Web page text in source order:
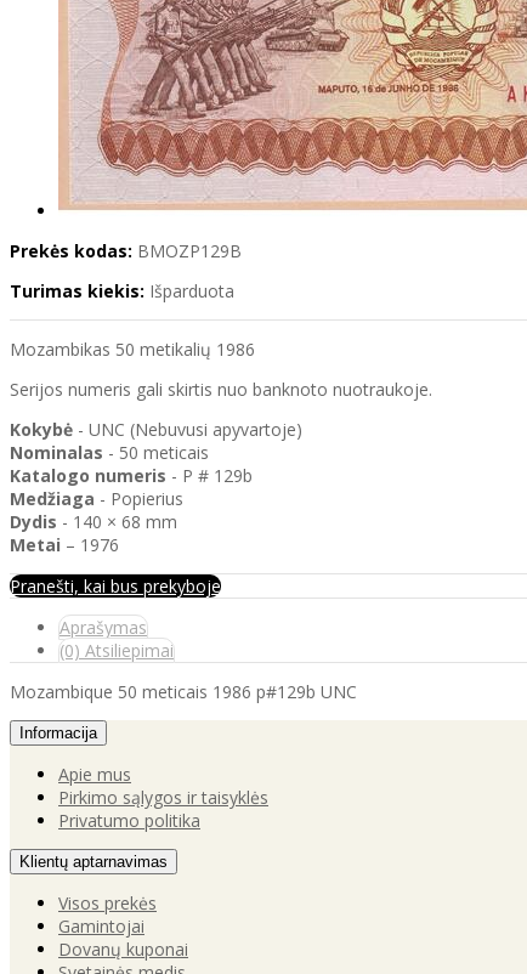
Prekės kodas: BMOZP129B
Turimas kiekis: Išparduota
Mozambikas 50 metikalių 1986
Serijos numeris gali skirtis nuo banknoto nuotraukoje.
Kokybė - UNC (Nebuvusi apyvartoje)
Nominalas - 50 meticais
Katalogo numeris - P # 129b
Medžiaga - Popierius
Dydis - 140 × 68 mm
Metai – 1976
Pranešti, kai bus prekyboje
Aprašymas
(0) Atsiliepimai
Mozambique 50 meticais 1986 p#129b UNC
Informacija
Apie mus
Pirkimo sąlygos ir taisyklės
Privatumo politika
Klientų aptarnavimas
Visos prekės
Gamintojai
Dovanų kuponai